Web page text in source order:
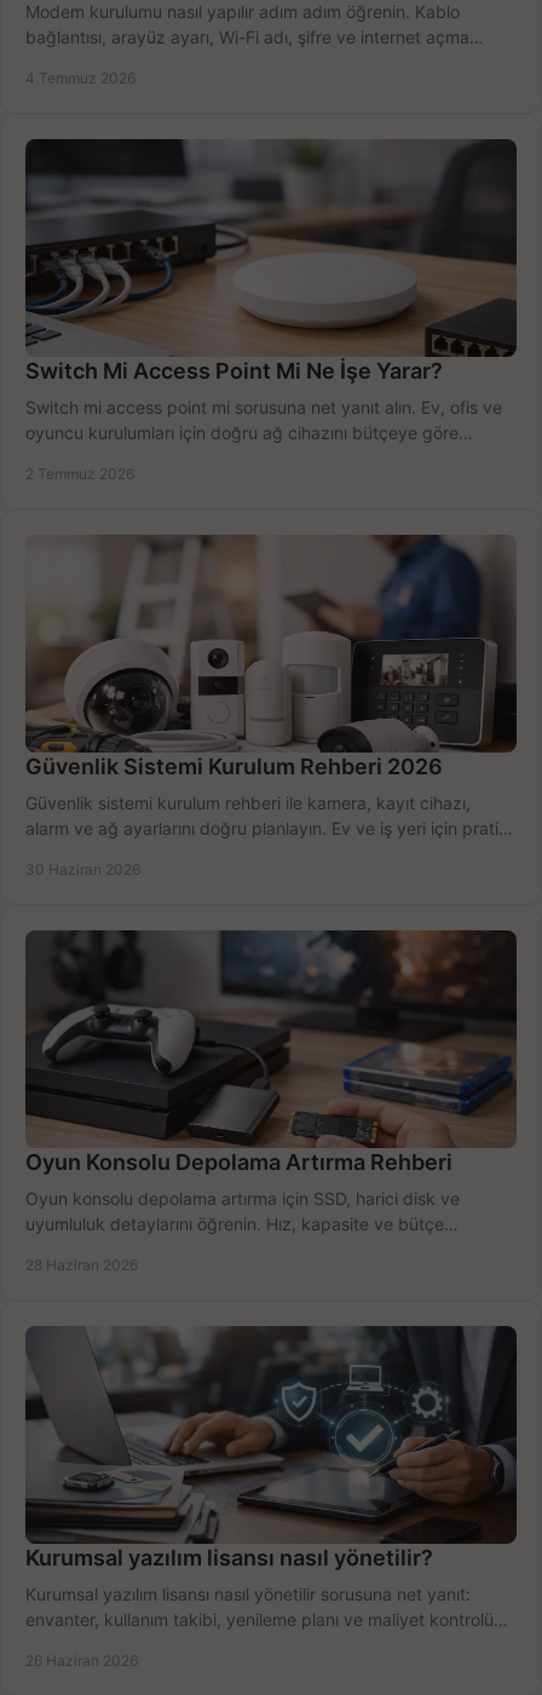
Modem kurulumu nasıl yapılır adım adım öğrenin. Kablo
bağlantısı, arayüz ayarı, Wi-Fi adı, şifre ve internet açma
4 Temmuz 2026
Switch Mi Access Point Mi Ne İşe Yarar?
Switch mi access point mi sorusuna net yanıt alın. Ev, ofis ve
oyuncu kurulumları için doğru ağ cihazını bütçeye göre
2 Temmuz 2026
Güvenlik Sistemi Kurulum Rehberi 2026
Güvenlik sistemi kurulum rehberi ile kamera, kayıt cihazı,
alarm ve ağ ayarlarını doğru planlayın. Ev ve iş yeri için pratik
30 Haziran 2026
Oyun Konsolu Depolama Artırma Rehberi
Oyun konsolu depolama artırma için SSD, harici disk ve
uyumluluk detaylarını öğrenin. Hız, kapasite ve bütçe
28 Haziran 2026
Kurumsal yazılım lisansı nasıl yönetilir?
Kurumsal yazılım lisansı nasıl yönetilir sorusuna net yanıt:
envanter, kullanım takibi, yenileme planı ve maliyet kontrolü
26 Haziran 2026